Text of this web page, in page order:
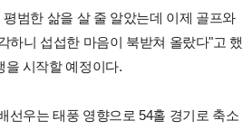
범한 삶을 살 줄 알았는데 이제 골프와
하니 섭섭한 마음이 북받쳐 올랐다"고 했
을 시작할 예정이다.
선우는 태풍 영향으로 54홀 경기로 축소